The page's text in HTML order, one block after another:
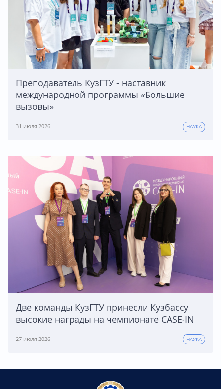
Преподаватель КузГТУ - наставник
международной программы «Большие
вызовы»
31 июля 2026 НАУКА
Две команды КузГТУ принесли Кузбассу
высокие награды на чемпионате CASE-IN
27 июля 2026 НАУКА